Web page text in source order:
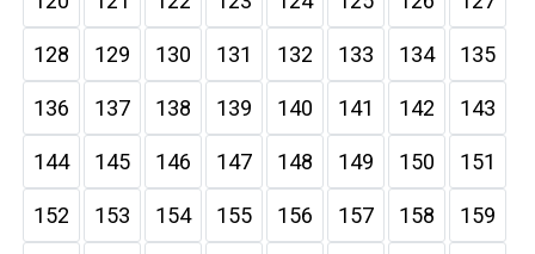
128 129 130 131 132 133 134 135
136 137 138 139 140 141 142 143
144 145 146 147 148 149 150 151
152 153 154 155 156 157 158 159